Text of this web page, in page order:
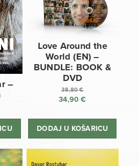
–
Love Around the
World (EN) –
BUNDLE: BOOK &
DVD
38,80€
Izvorna
bila
34,90€
cijena
DODAJ U KOŠARICU